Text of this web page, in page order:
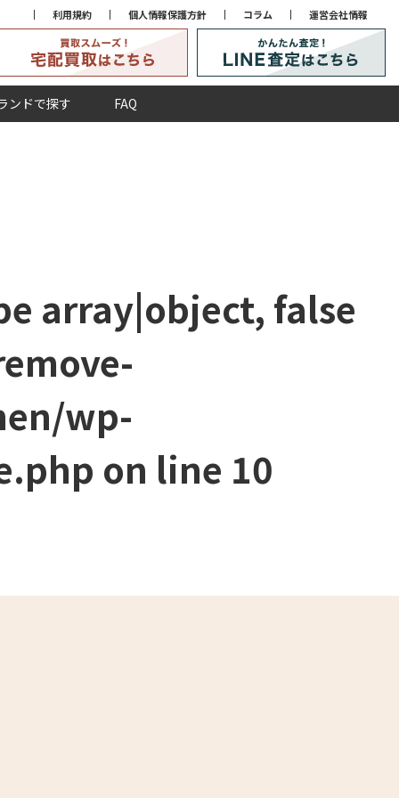
利用規約 個人情報保護方針 コラム 運営会社情報
ンドで探す FAQ
array|object, false
wp-
on line 10